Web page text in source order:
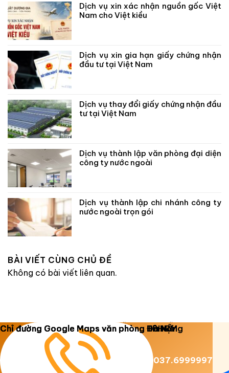
Dịch vụ xin xác nhận nguồn gốc Việt
Nam cho Việt kiều
Dịch vụ xin gia hạn giấy chứng nhận
đầu tư tại Việt Nam
Dịch vụ thay đổi giấy chứng nhận đầu
tư tại Việt Nam
Dịch vụ thành lập văn phòng đại diện
công ty nước ngoài
Dịch vụ thành lập chi nhánh công ty
nước ngoài trọn gói
BÀI VIẾT CÙNG CHỦ ĐỀ
Không có bài viết liên quan.
Copyright 2026 © Luật Dương Gia